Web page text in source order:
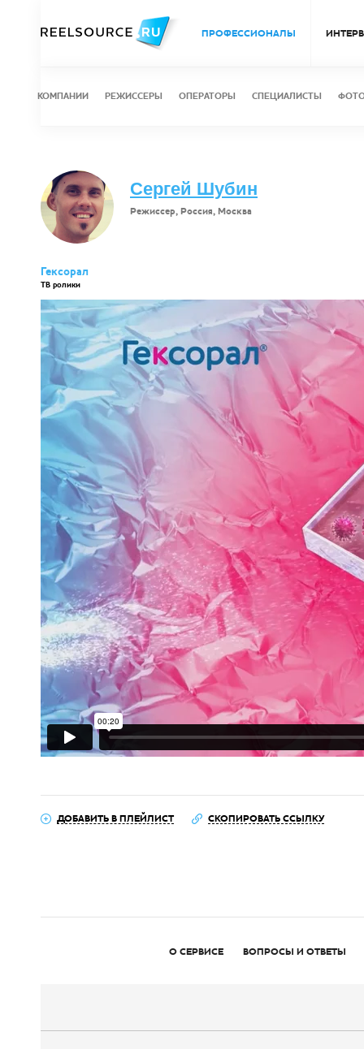
ПРОФЕССИОНАЛЫ
КОМПАНИИ РЕЖИССЕРЫ ОПЕРАТОРЫ СПЕЦИАЛИСТЫ
Сергей Шубин
Режиссер, Россия, Москва
Гексорал
ТВ ролики
ДОБАВИТЬ В ПЛЕЙЛИСТ СКОПИРОВАТЬ ССЫЛКУ
О СЕРВИСЕ ВОПРОСЫ И ОТВЕТЫ